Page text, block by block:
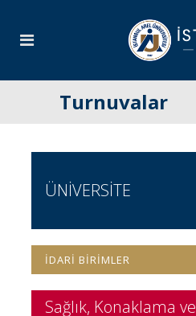
Turnuvalar
ÜNİVERSİTE
İDARİ BİRİMLER
Sağlık, Konaklama